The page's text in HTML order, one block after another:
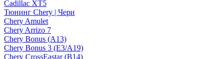
Cadillac XT5
Тюнинг Chery | Чери
Chery Amulet
Chery Arrizo 7
Chery Bonus (A13)
Chery Bonus 3 (E3/A19)
Chery CrossEastar (B14)